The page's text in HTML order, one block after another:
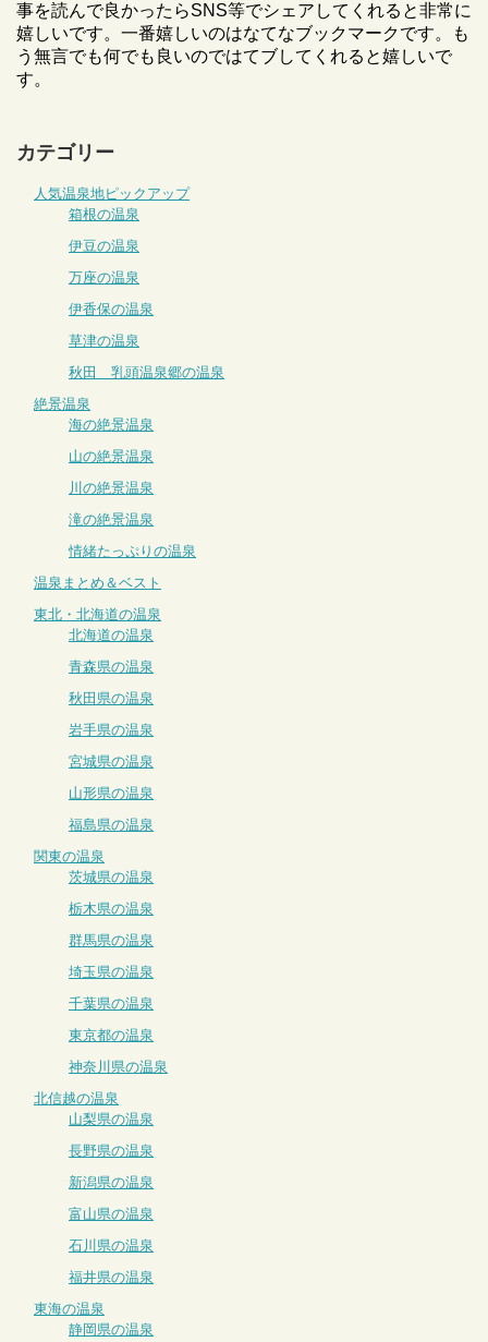
事を読んで良かったらSNS等でシェアしてくれると非常に
嬉しいです。一番嬉しいのはなてなブックマークです。も
う無言でも何でも良いのではてブしてくれると嬉しいで
す。
カテゴリー
人気温泉地ピックアップ
箱根の温泉
伊豆の温泉
万座の温泉
伊香保の温泉
草津の温泉
秋田 乳頭温泉郷の温泉
絶景温泉
海の絶景温泉
山の絶景温泉
川の絶景温泉
滝の絶景温泉
情緒たっぷりの温泉
温泉まとめ＆ベスト
東北・北海道の温泉
北海道の温泉
青森県の温泉
秋田県の温泉
岩手県の温泉
宮城県の温泉
山形県の温泉
福島県の温泉
関東の温泉
茨城県の温泉
栃木県の温泉
群馬県の温泉
埼玉県の温泉
千葉県の温泉
東京都の温泉
神奈川県の温泉
北信越の温泉
山梨県の温泉
長野県の温泉
新潟県の温泉
富山県の温泉
石川県の温泉
福井県の温泉
東海の温泉
静岡県の温泉